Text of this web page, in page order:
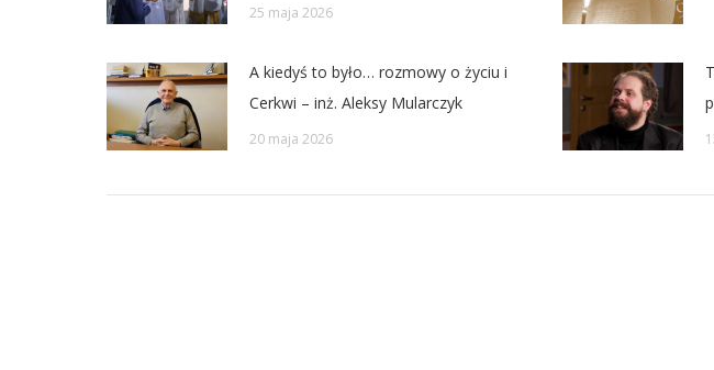
25 maja 2026
A kiedyś to było… rozmowy o życiu i
Cerkwi – inż. Aleksy Mularczyk
20 maja 2026